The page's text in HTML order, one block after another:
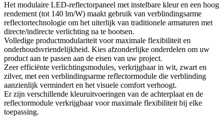
Het modulaire LED-reflectorpaneel met instelbare kleur en een hoog
rendement (tot 140 lm/W) maakt gebruik van verblindingsarme
reflectortechnologie om het uiterlijk van traditionele armaturen met
directe/indirecte verlichting na te bootsen.
Volledige productmodulariteit voor maximale flexibiliteit en
onderhoudsvriendelijkheid. Kies afzonderlijke onderdelen om uw
product aan te passen aan de eisen van uw project.
Zeer efficiënte verlichtingsmodules, verkrijgbaar in wit, zwart en
zilver, met een verblindingsarme reflectormodule die verblinding
aanzienlijk vermindert en het visuele comfort verhoogt.
Er zijn verschillende kleuruitvoeringen van de achterplaat en de
reflectormodule verkrijgbaar voor maximale flexibiliteit bij elke
toepassing.